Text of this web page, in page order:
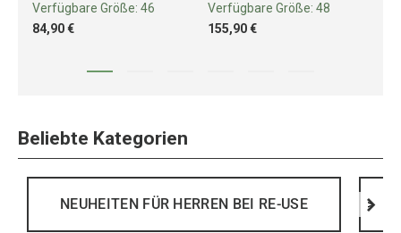
Verfügbare Größe: 46
84,90 €
Verfügbare Größe:48
155,90 €
Beliebte Kategorien
NEUHEITEN FÜR HERREN BEI RE-USE >